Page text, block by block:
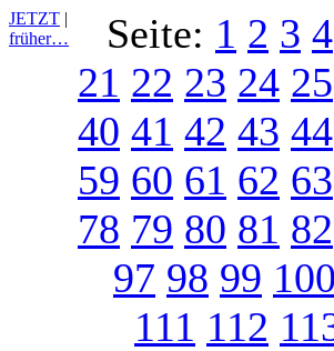
JETZT |
früher…
Seite: 1 2 3 4
21 22 23 24 25
40 41 42 43 44
59 60 61 62 63
78 79 80 81 82
97 98 99 100
111 112